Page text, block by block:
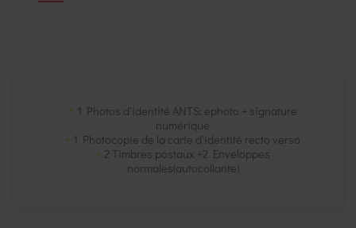
1 Photos d'identité ANTS: ephoto + signature
numérique
1 Photocopie de la carte d'identité recto verso
2 Timbres postaux +2 Enveloppes
normales(autocollante)